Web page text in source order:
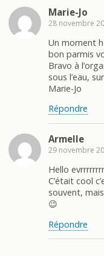
Marie-Jo
28 novembre
Un moment
bon parmis
Bravo à
sous l’eau,
Marie-Jo
Répondre
Armelle
29 novembre
Hello
C’était cool
souvent,
😉
Répondre